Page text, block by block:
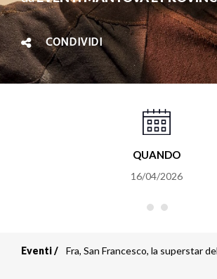
CONDIVIDI
QUANDO
16/04/2026
Eventi Fra, San Francesco, la superstar